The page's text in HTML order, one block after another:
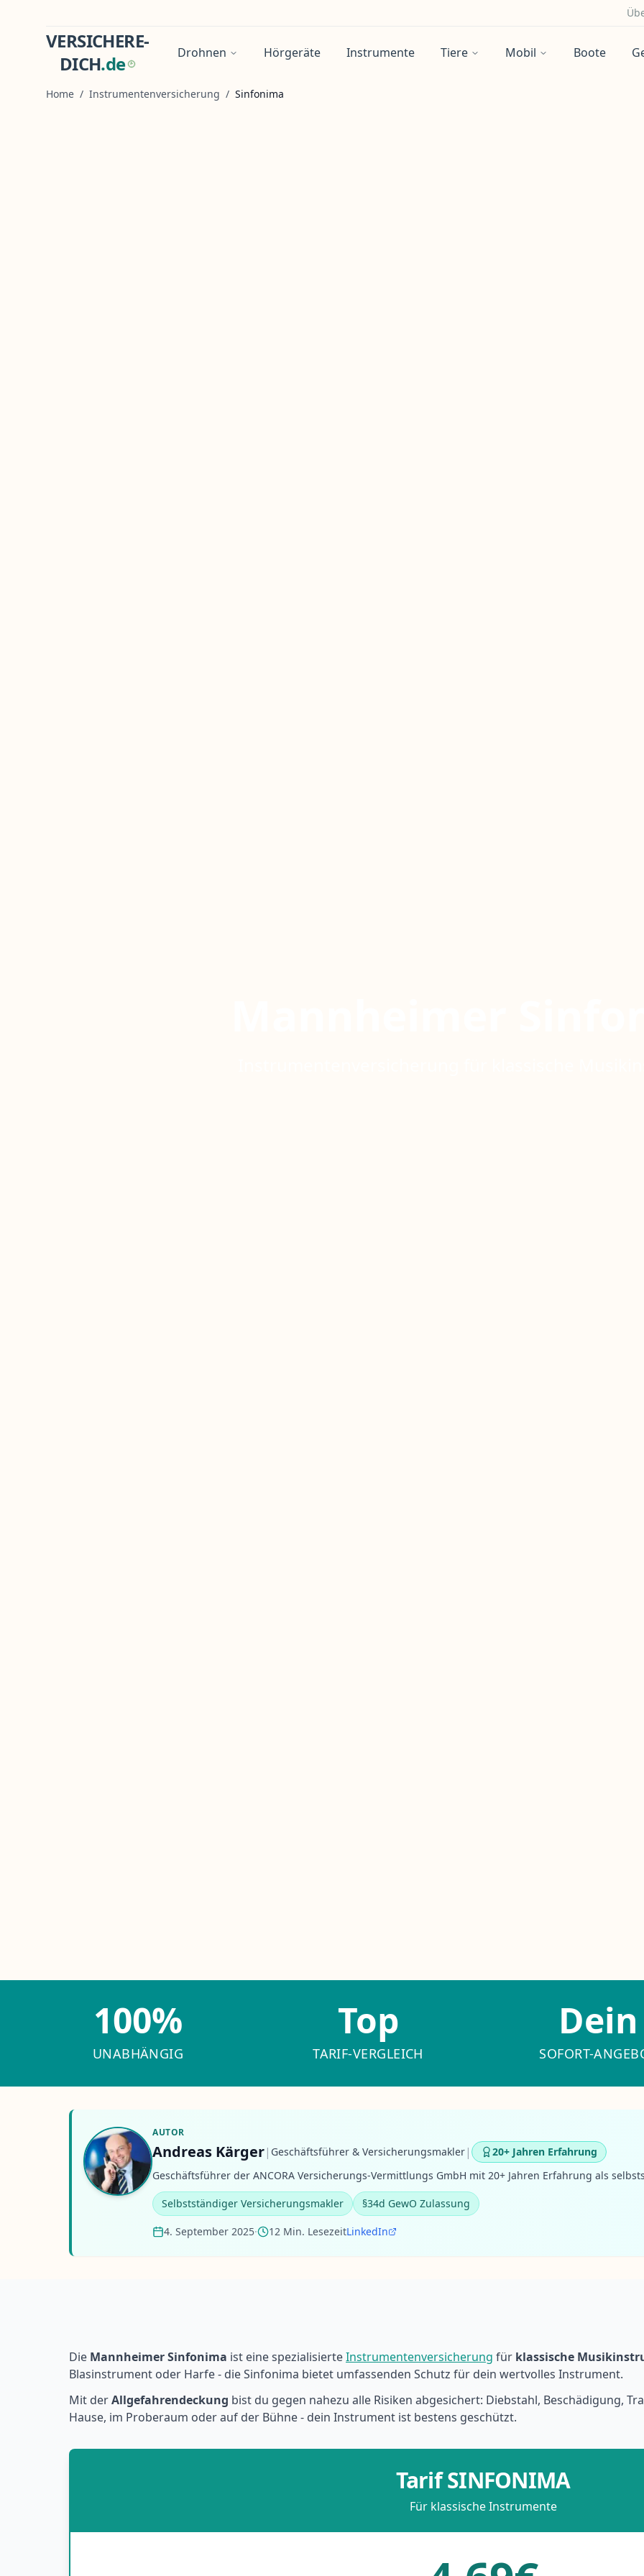
VERSICHERE-
DICH.de Drohnen Hörgeräte Instrumente Tiere Mobil Boote
Home / Instrumentenversicherung / Sinfonima
100%
UNABHÄNGIG
Top
TARIF-VERGLEICH
Dein
SOFORT-
AUTOR
Andreas Kärger| Geschäftsführer & Versicherungsmakler |
20+ Jahren Erfahrung
Geschäftsführer der ANCORA Versicherungs-Vermittlungs GmbH mit 20+ Jahren Erfahrung als
Selbstständiger Versicherungsmakler §34d GewO Zulassung
4. September 2025· 12 Min. LesezeitLinkedIn
Die Mannheimer Sinfonima ist eine spezialisierteInstrumentenversicherung für klassische
Blasinstrument oder Harfe - die Sinfonima bietet umfassenden Schutz für dein wertvolles Instrument.
Mit derAllgefahrendeckung bist du gegen nahezu alle Risiken abgesichert: Diebstahl, Beschädigung,
Hause, im Proberaum oder auf der Bühne - dein Instrument ist bestens geschützt.
Tarif SINFONIMA
Für klassische Instrumente